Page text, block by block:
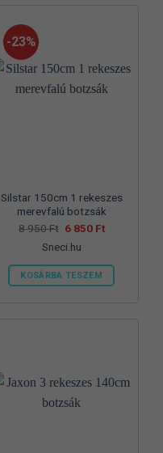
-23%
Silstar 150cm 1 rekeszes
merevfalú botzsák
8 950Ft Original
was:
950 Ft.
6 850 FtCurrent
850 Ft.
Sneci.hu
KOSÁRBA TESZEM